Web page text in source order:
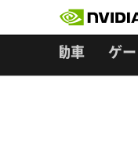
自動車 ゲ